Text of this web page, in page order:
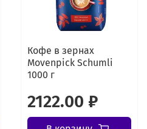
Кофе в зернах
Movenpick Schumli
1000 г
2122.00 ₽